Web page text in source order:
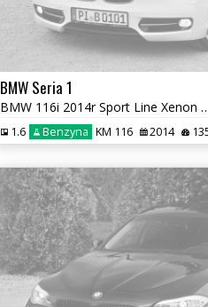
BMW Seria 1
BMW 116i 2014r Sport Line Xenon
1.6 Benzyna KM 116 2014